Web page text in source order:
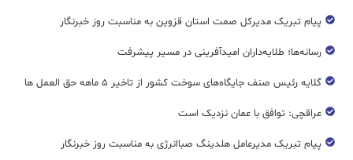
پیام تبریک مدیرکل صمت استان قزوین به مناسبت روز خبرنگار
رسانه‌ها؛ طلایه‌داران امیدآفرینی در مسیر پیشرفت
گلایه رئیس صنف جایگاه‌های سوخت کشور از تاخیر ۵ ماهه حق العمل ها
عراقچی: توافق با عمان نزدیک است
پیام تبریک مدیرعامل هلدینگ صباانرژی به مناسبت روز خبرنگار